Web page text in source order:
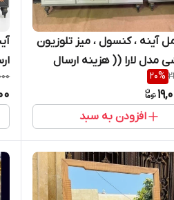
آینه ، کنسول ، میز تلوزیون
مدل لارا (( هزینه ارسال
مشتری پسکرایه می باشد. ))
20%
افزودن به سبد